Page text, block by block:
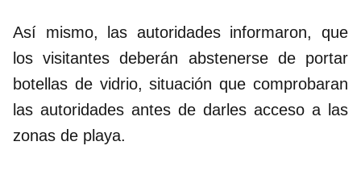
Así mismo, las autoridades informaron, que
los visitantes deberán abstenerse de portar
botellas de vidrio, situación que comprobaran
las autoridades antes de darles acceso a las
zonas de playa.